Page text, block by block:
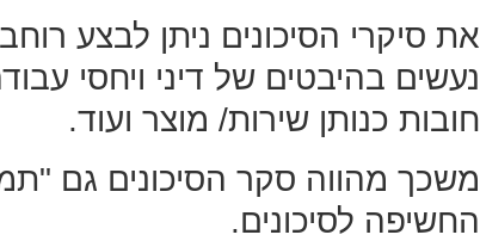
את סיקרי הסיכונים ניתן לבצע
נעשים בהיבטים של דיני ויחסי
חובות כנותן שירות/ מוצר ועוד.
משכך מהווה סקר הסיכונים גם
החשיפה לסיכונים.